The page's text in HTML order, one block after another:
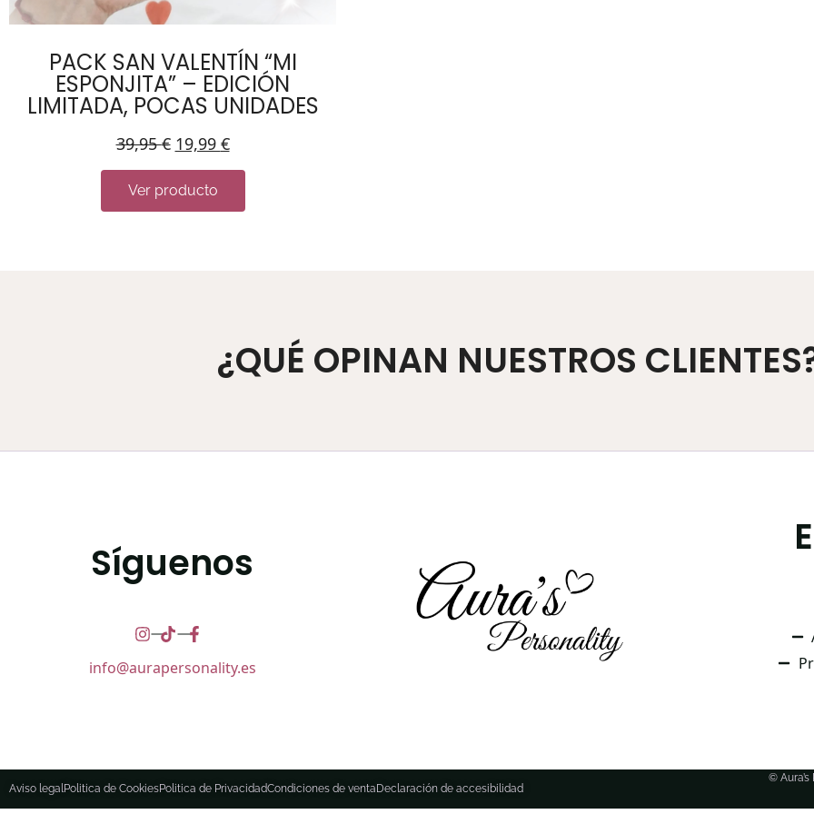
PACK SAN VALENTÍN “MI
ESPONJITA” – EDICIÓN
LIMITADA, POCAS UNIDADES
39,95€ 19,99 €
Ver producto
¿QUÉ OPINAN NUESTROS
Síguenos
info@aurapersonality.es
Aviso legalPolitica de CookiesPolitica de PrivacidadCondiciones de venta Declaración de accesibilidad
©